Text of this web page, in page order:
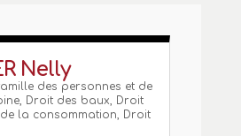
Nelly
des personnes et de
, Droit des baux, Droit
la consommation, Droit